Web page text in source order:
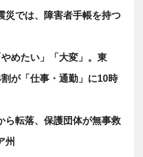
災では、障害者手帳を持つ
めたい」「大変」。東
が「仕事・通勤」に10時
ら転落、保護団体が無事救
州